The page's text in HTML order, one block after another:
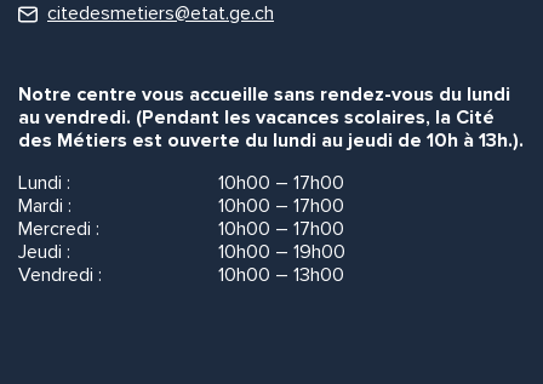
citedesmetiers@etat.ge.ch
Notre centre vous accueille sans rendez-vous du lundi
au vendredi. (Pendant les vacances scolaires, la Cité
des Métiers est ouverte du lundi au jeudi de 10h à 13h.).
Lundi :
10h00 – 17h00
Mardi :
10h00 – 17h00
Mercredi :
10h00 – 17h00
Jeudi :
10h00 – 19h00
Vendredi :
10h00 – 13h00